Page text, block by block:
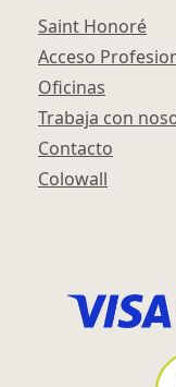
Saint Honoré
Acceso
Oficinas
Trabaja con
Contacto
Colowall